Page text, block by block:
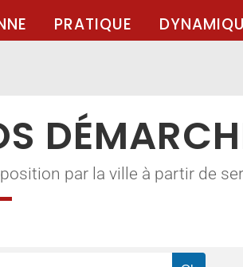
PRATIQUE
par la ville à partir de